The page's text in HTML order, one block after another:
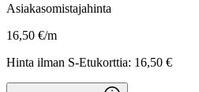
Asiakasomistajahinta
16,50 €/m
Hinta ilman S-Etukorttia: 16,50 €